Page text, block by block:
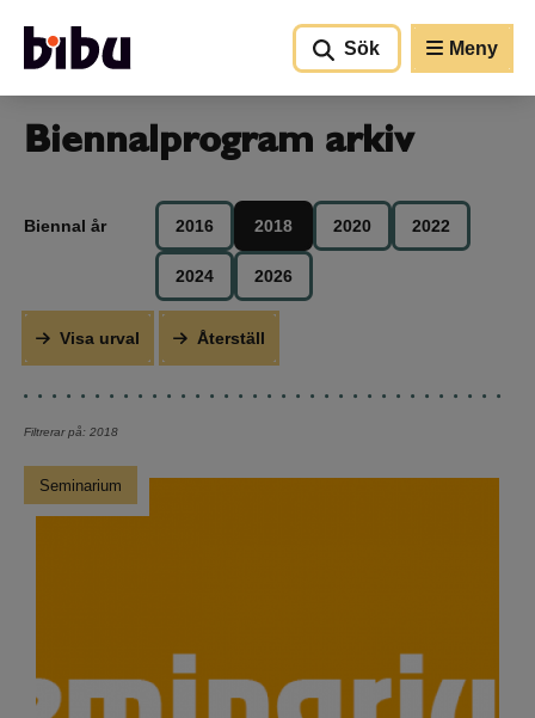
Sök
Meny
Biennalprogram arkiv
Biennal år 2016 2018 2020 2022
2024 2026
Filtrerar på: 2018
Seminarium